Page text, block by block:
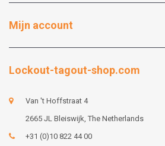
Mijn account
Lockout-tagout-shop.com
Van 't Hoffstraat 4
2665 JL Bleiswijk, The Netherlands
+31 (0)10 822 44 00